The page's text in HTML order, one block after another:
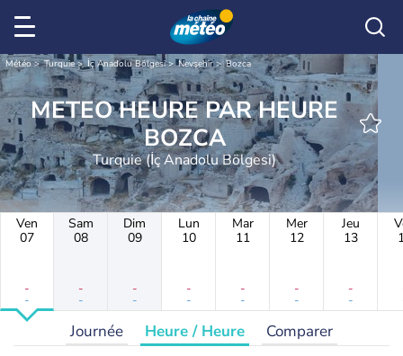
Météo Turquie İç Anadolu Bölgesi Nevşehir Bozca
METEO HEURE PAR HEURE
BOZCA
Turquie (İç Anadolu Bölgesi)
Ven
07
-
-
Sam
08
-
-
Dim
09
-
-
Lun
10
-
-
Mar
11
-
-
Mer
12
-
-
Jeu
13
-
-
Journée Heure / Heure Comparer